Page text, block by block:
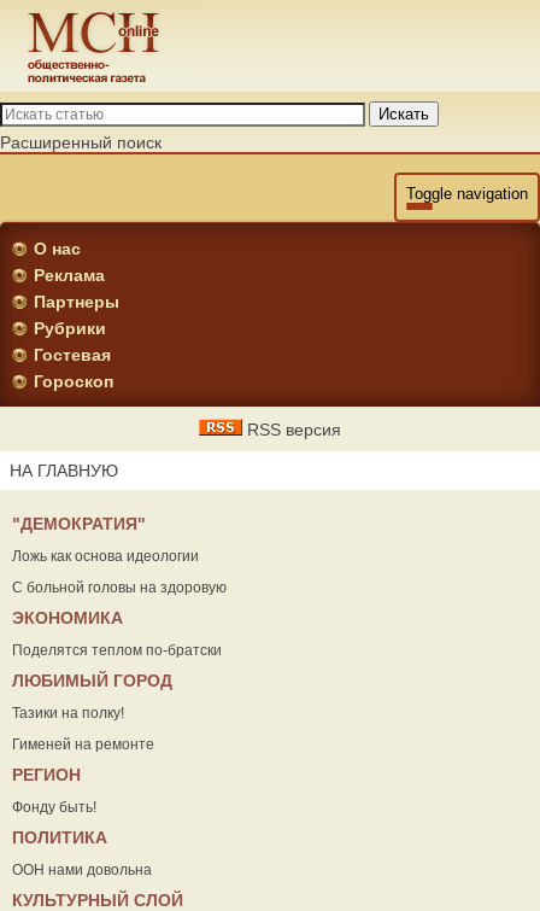
Искать
Расширенный поиск
Toggle navigation
О нас
Реклама
Партнеры
Рубрики
Гостевая
Гороскоп
RSS версия
НА ГЛАВНУЮ
"ДЕМОКРАТИЯ"
Ложь как основа идеологии
С больной головы на здоровую
ЭКОНОМИКА
Поделятся теплом по-братски
ЛЮБИМЫЙ ГОРОД
Тазики на полку!
Гименей на ремонте
РЕГИОН
Фонду быть!
ПОЛИТИКА
ООН нами довольна
КУЛЬТУРНЫЙ СЛОЙ